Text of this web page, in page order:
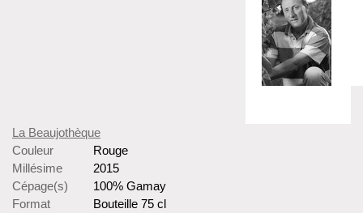
La Beaujothèque
Couleur
Rouge
Millésime
2015
Cépage(s)
100% Gamay
Format
Bouteille 75 cl